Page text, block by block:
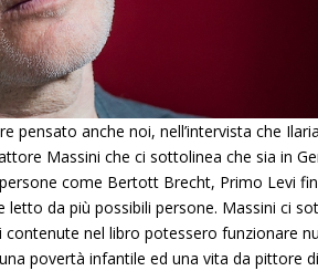
pensato anche noi, nell’intervista che
Massini che ci sottolinea che sia in
come Bertott Brecht, Primo Levi
da più possibili persone. Massini ci
nel libro potessero funzionare
povertà infantile ed una vita da pittore